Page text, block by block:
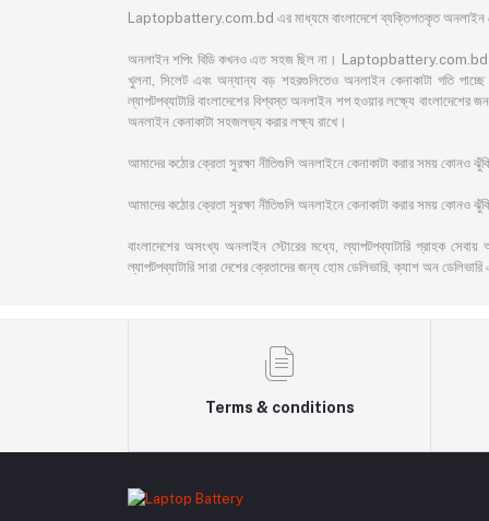
Laptopbattery.com.bd এর মাধ্যমে বাংলাদেশে ব্যক্তিগতকৃত অনলাইন
অনলাইন শপিং বিডি কখনও এত সহজ ছিল না। Laptopbattery.com.bd
খুলনা, সিলেট এবং অন্যান্য বড় শহরগুলিতেও অনলাইন কেনাকাটা গতি
ল্যাপটপব্যাটারি বাংলাদেশের বিশ্বস্ত অনলাইন শপ হওয়ার লক্ষ্যে
অনলাইন কেনাকাটা সহজলভ্য করার লক্ষ্য রাখে।
আমাদের কঠোর ক্রেতা সুরক্ষা নীতিগুলি অনলাইনে কেনাকাটা করার সময় কোনও
আমাদের কঠোর ক্রেতা সুরক্ষা নীতিগুলি অনলাইনে কেনাকাটা করার সময় কোনও ঝুঁকি
বাংলাদেশের অসংখ্য অনলাইন স্টোরের মধ্যে, ল্যাপটপব্যাটারি গ্রাহক
ল্যাপটপব্যাটারি সারা দেশের ক্রেতাদের জন্য হোম ডেলিভারি, ক্যাশ অন
Terms & conditions